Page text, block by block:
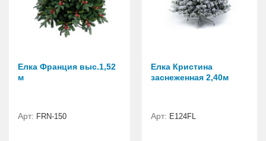
Елка Франция выс.1,52
м
Арт: FRN-150
Елка Кристина
заснеженная 2,40м
Арт: E124FL